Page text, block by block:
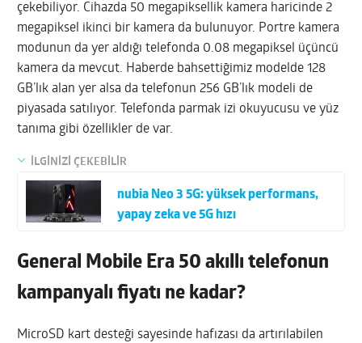
çekebiliyor. Cihazda 50 megapiksellik kamera haricinde 2
megapiksel ikinci bir kamera da bulunuyor. Portre kamera
modunun da yer aldığı telefonda 0.08 megapiksel üçüncü
kamera da mevcut. Haberde bahsettiğimiz modelde 128
GB’lık alan yer alsa da telefonun 256 GB’lık modeli de
piyasada satılıyor. Telefonda parmak izi okuyucusu ve yüz
tanıma gibi özellikler de var.
İLGİNİZİ ÇEKEBİLİR
nubia Neo 3 5G: yüksek performans,
yapay zeka ve 5G hızı
General Mobile Era 50 akıllı telefonun
kampanyalı fiyatı ne kadar?
MicroSD kart desteği sayesinde hafızası da artırılabilen